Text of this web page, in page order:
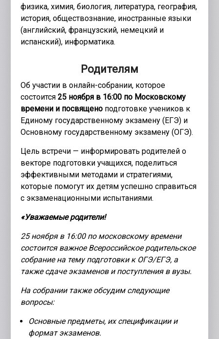
физика, химия, биология, литература, география,
история, обществознание, иностранные языки
(английский, французский, немецкий и
испанский), информатика.
Родителям
Об участии в онлайн-собрании, которое
состоится25 ноября в 16:00 по Московскому
времени и посвящено подготовке учеников к
Единому государственному экзамену (ЕГЭ) и
Основному государственному экзамену (ОГЭ).
Цель встречи — информировать родителей о
векторе подготовки учащихся, поделиться
эффективными методами и стратегиями,
которые помогут их детям успешно справиться
с экзаменационными испытаниями.
«Уважаемые родители!
25 ноября в 16:00 по московскому времени
состоится важное Всероссийское родительское
собрание на тему подготовки к ОГЭ/ЕГЭ, а
также сдаче экзаменов и поступления в вузы.
На собрании также обсудим следующие
вопросы:
Основные предметы, их спецификации и
формат экзаменов.